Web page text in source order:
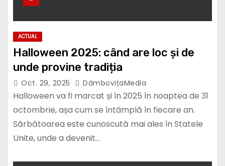
ACTUAL
Halloween 2025: când are loc și de
unde provine tradiția
Oct. 29, 2025 DâmbovițaMedia
Halloween va fi marcat și în 2025 în noaptea de 31
octombrie, așa cum se întâmplă în fiecare an.
Sărbătoarea este cunoscută mai ales în Statele
Unite, unde a devenit…